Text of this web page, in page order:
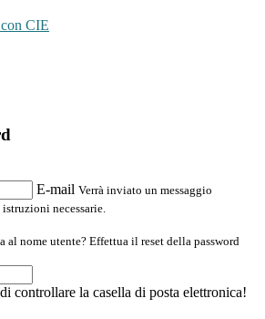
CIE
E-mail Verrà inviato un messaggio
necessarie.
al nome utente? Effettua il reset della password
controllare la casella di posta elettronica!